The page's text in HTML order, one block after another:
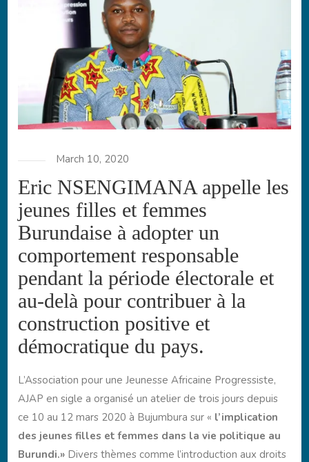
March 10, 2020
Eric NSENGIMANA appelle les
jeunes filles et femmes
Burundaise à adopter un
comportement responsable
pendant la période électorale et
au-delà pour contribuer à la
construction positive et
démocratique du pays.
L’Association pour une Jeunesse Africaine Progressiste,
AJAP en sigle a organisé un atelier de trois jours depuis
ce 10 au 12 mars 2020 à Bujumbura sur « l’implication
des jeunes filles et femmes dans la vie politique au
Burundi.» Divers thèmes comme l’introduction aux droits